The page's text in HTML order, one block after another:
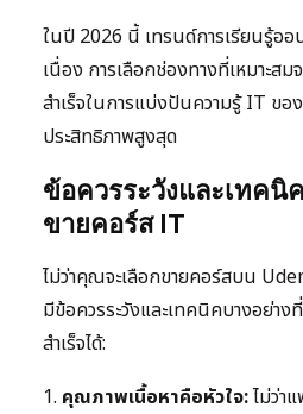
ในปี 2026 นี้ เทรนด์การเรียนรู้ออ
เนื่อง การเลือกช่องทางที่เหมาะส
สำเร็จในการแบ่งปันความรู้ IT ข
ประสิทธิภาพสูงสุด
ข้อควรระวังและเทคนิ
ขายคอร์ส IT
ไม่ว่าคุณจะเลือกขายคอร์สบน
มีข้อควรระวังและเทคนิคบางอย่าง
สำเร็จได้:
1. คุณภาพเนื้อหาคือหัวใจ:ไม่ว่า